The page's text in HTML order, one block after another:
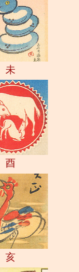
未
酉
亥